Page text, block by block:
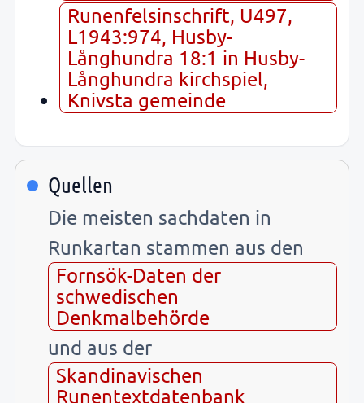
Runenfelsinschrift, U497,
L1943:974, Husby-
Långhundra 18:1 in Husby-
Långhundra kirchspiel,
Knivsta gemeinde
Quellen
Die meisten sachdaten in
Runkartan stammen aus den
Fornsök-Daten der
schwedischen
Denkmalbehörde
und aus der
Skandinavischen
Runentextdatenbank